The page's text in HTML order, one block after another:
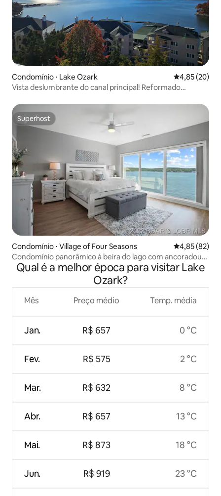
Condomínio ⋅ Lake Ozark 4,85 de uma
4,85 (20)
Vista deslumbrante do canal principal! Reformado
Superhost
Superhost
Condomínio ⋅ Village of Four Seasons 4,85 de uma
4,85 (82)
Condomínio panorâmico à beira do lago com ancoradouro
para barco
Qual é a melhor época para visitar Lake
Ozark?
Mês
Jan.
Fev.
Mar.
Abr.
Mai.
Jun.
Preço médio
R$ 657
R$ 575
R$ 632
R$ 657
R$ 873
R$ 919
Temp. média
0 °C
2 °C
8 °C
13 °C
18 °C
23 °C